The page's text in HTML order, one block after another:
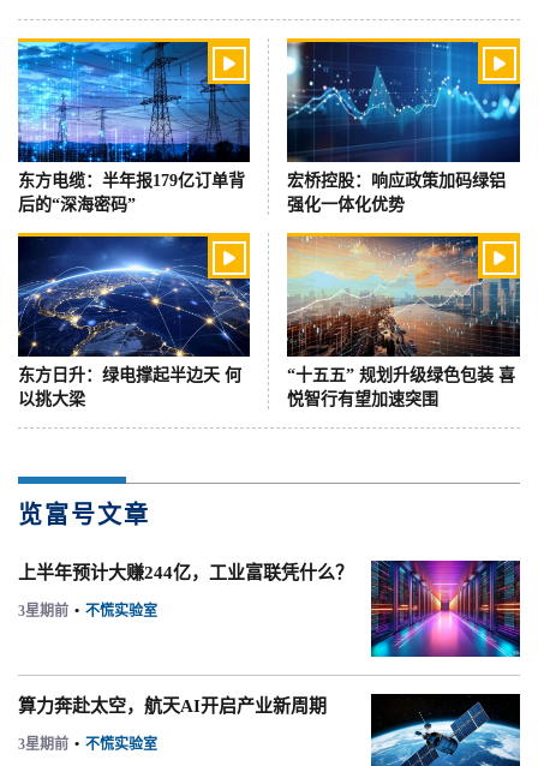

东方电缆：半年报179亿订单背
后的“深海密码”

宏桥控股：响应政策加码绿铝
强化一体化优势

东方日升：绿电撑起半边天 何
以挑大梁

“十五五” 规划升级绿色包装 喜
悦智行有望加速突围
览富号文章
上半年预计大赚244亿，工业富联凭什么？
3星期前 • 不慌实验室
算力奔赴太空，航天AI开启产业新周期
3星期前 • 不慌实验室